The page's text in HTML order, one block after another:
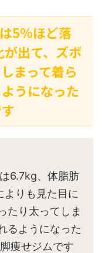
5%ほど落
出て、ズボ
まって着ら
うになった
6.7kg、体脂肪
よりも見た目に
たり太ってしま
るようになった
痩せジムです